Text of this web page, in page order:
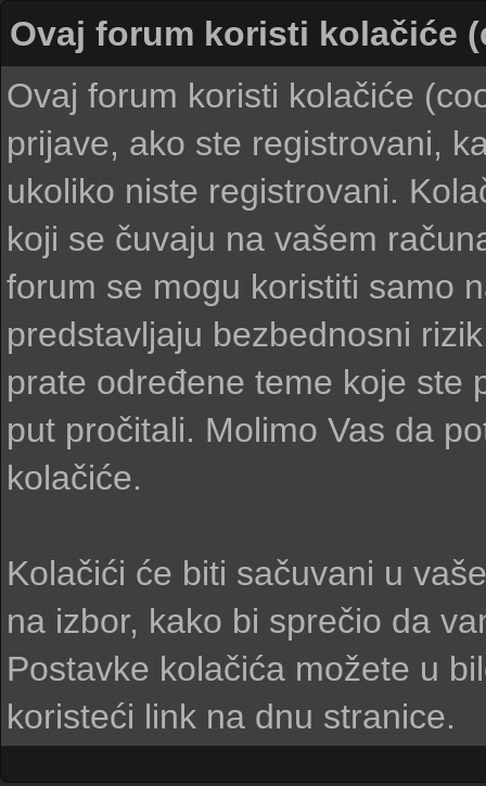
Ovaj forum koristi kolačiće
Ovaj forum koristi kolačiće
prijave, ako ste registrovani,
ukoliko niste registrovani.
koji se čuvaju na vašem
forum se mogu koristiti samo
predstavljaju bezbednosni
prate određene teme koje ste
put pročitali. Molimo Vas da
kolačiće.
Kolačići će biti sačuvani u
na izbor, kako bi sprečio da
Postavke kolačića možete u
koristeći link na dnu stranice.